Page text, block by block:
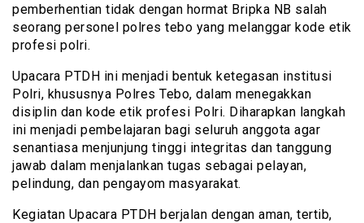
pemberhentian tidak dengan hormat Bripka NB salah
seorang personel polres tebo yang melanggar kode etik
profesi polri.
Upacara PTDH ini menjadi bentuk ketegasan institusi
Polri, khususnya Polres Tebo, dalam menegakkan
disiplin dan kode etik profesi Polri. Diharapkan langkah
ini menjadi pembelajaran bagi seluruh anggota agar
senantiasa menjunjung tinggi integritas dan tanggung
jawab dalam menjalankan tugas sebagai pelayan,
pelindung, dan pengayom masyarakat.
Kegiatan Upacara PTDH berjalan dengan aman, tertib,